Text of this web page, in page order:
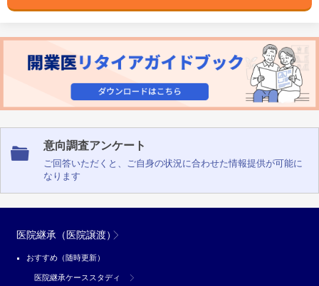
意向調査アンケート
ご回答いただくと、ご自身の状況に合わせた情報提供が可能に
なります
医院継承（医院譲渡）
おすすめ（随時更新）
医院継承ケーススタディ